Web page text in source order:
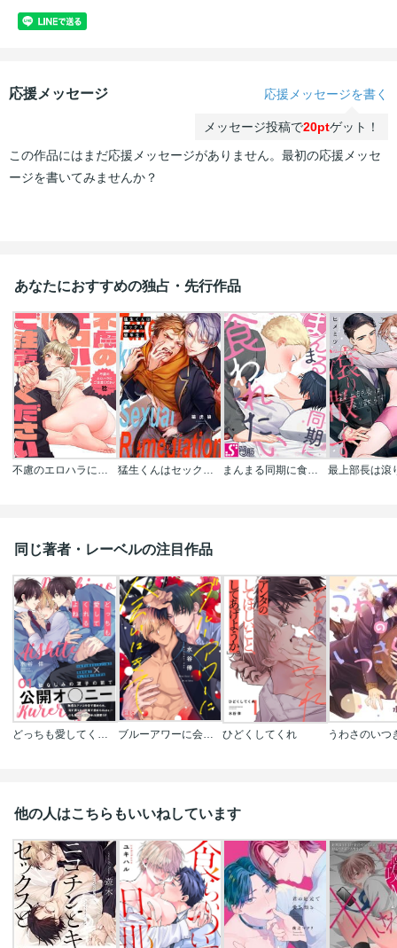
応援メッセージ 応援メッセージを書く
メッセージ投稿で20ptゲット！
この作品にはまだ応援メッセージがありません。最初の応援メッセ
ージを書いてみませんか？
あなたにおすすめの独占・先行作品
不慮のエロハラにご注意ください 猛生くんはセックス留年生。 まんまる同期に食われたい
同じ著者・レーベルの注目作品
ブルーアワーに会いにきて ひどくしてくれ うわさのいつ
他の人はこちらもいいねしています